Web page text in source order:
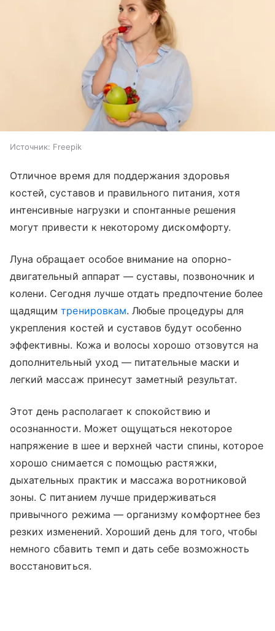
Источник: Freepik
Отличное время для поддержания здоровья
костей, суставов и правильного питания, хотя
интенсивные нагрузки и спонтанные решения
могут привести к некоторому дискомфорту.
Луна обращает особое внимание на опорно-
двигательный аппарат — суставы, позвоночник и
колени. Сегодня лучше отдать предпочтение более
щадящимтренировкам. Любые процедуры для
укрепления костей и суставов будут особенно
эффективны. Кожа и волосы хорошо отзовутся на
дополнительный уход — питательные маски и
легкий массаж принесут заметный результат.
Этот день располагает к спокойствию и
осознанности. Может ощущаться некоторое
напряжение в шее и верхней части спины, которое
хорошо снимается с помощью растяжки,
дыхательных практик и массажа воротниковой
зоны. С питанием лучше придерживаться
привычного режима — организму комфортнее без
резких изменений. Хороший день для того, чтобы
немного сбавить темп и дать себе возможность
восстановиться.